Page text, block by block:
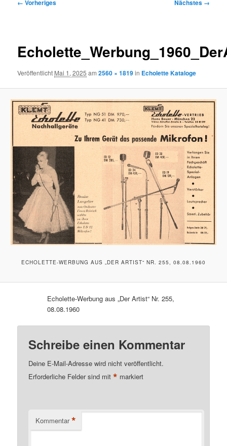
← Vorheriges Nächstes →
Veröffentlicht Mai 1, 2025 am2560 × 1819in Echolette Kataloge
ECHOLETTE-WERBUNG AUS „DER ARTIST“ NR. 255, 08.08.1960
Echolette-Werbung aus „Der Artist“ Nr. 255,
08.08.1960
Schreibe einen Kommentar
Deine E-Mail-Adresse wird nicht veröffentlicht.
Erforderliche Felder sind mit* markiert
Kommentar *